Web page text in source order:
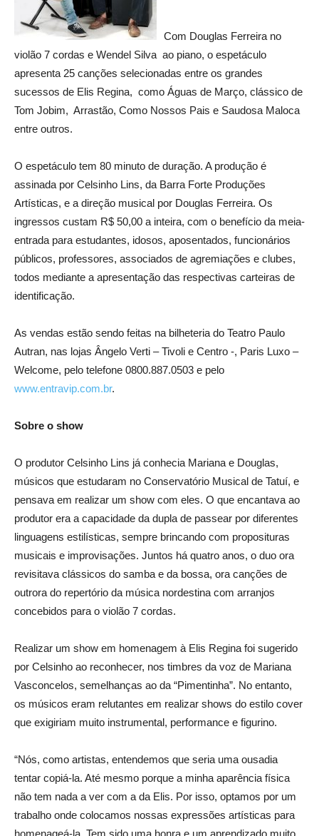
Com Douglas Ferreira no
violão 7 cordas e Wendel Silva ao piano, o espetáculo
apresenta 25 canções selecionadas entre os grandes
sucessos de Elis Regina, como Águas de Março, clássico de
Tom Jobim, Arrastão, Como Nossos Pais e Saudosa Maloca
entre outros.
O espetáculo tem 80 minuto de duração. A produção é
assinada por Celsinho Lins, da Barra Forte Produções
Artísticas, e a direção musical por Douglas Ferreira. Os
ingressos custam R$ 50,00 a inteira, com o benefício da meia-
entrada para estudantes, idosos, aposentados, funcionários
públicos, professores, associados de agremiações e clubes,
todos mediante a apresentação das respectivas carteiras de
identificação.
As vendas estão sendo feitas na bilheteria do Teatro Paulo
Autran, nas lojas Ângelo Verti – Tivoli e Centro -, Paris Luxo –
Welcome, pelo telefone 0800.887.0503 e pelo
www.entravip.com.br.
Sobre o show
O produtor Celsinho Lins já conhecia Mariana e Douglas,
músicos que estudaram no Conservatório Musical de Tatuí, e
pensava em realizar um show com eles. O que encantava ao
produtor era a capacidade da dupla de passear por diferentes
linguagens estilísticas, sempre brincando com proposituras
musicais e improvisações. Juntos há quatro anos, o duo ora
revisitava clássicos do samba e da bossa, ora canções de
outrora do repertório da música nordestina com arranjos
concebidos para o violão 7 cordas.
Realizar um show em homenagem à Elis Regina foi sugerido
por Celsinho ao reconhecer, nos timbres da voz de Mariana
Vasconcelos, semelhanças ao da “Pimentinha”. No entanto,
os músicos eram relutantes em realizar shows do estilo cover
que exigiriam muito instrumental, performance e figurino.
“Nós, como artistas, entendemos que seria uma ousadia
tentar copiá-la. Até mesmo porque a minha aparência física
não tem nada a ver com a da Elis. Por isso, optamos por um
trabalho onde colocamos nossas expressões artísticas para
homenageá-la. Tem sido uma honra e um aprendizado muito